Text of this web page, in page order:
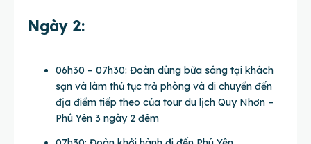
Ngày 2:
06h30 – 07h30: Đoàn dùng bữa sáng tại khách
sạn và làm thủ tục trả phòng và di chuyển đến
địa điểm tiếp theo của tour du lịch Quy Nhơn –
Phú Yên 3 ngày 2 đêm